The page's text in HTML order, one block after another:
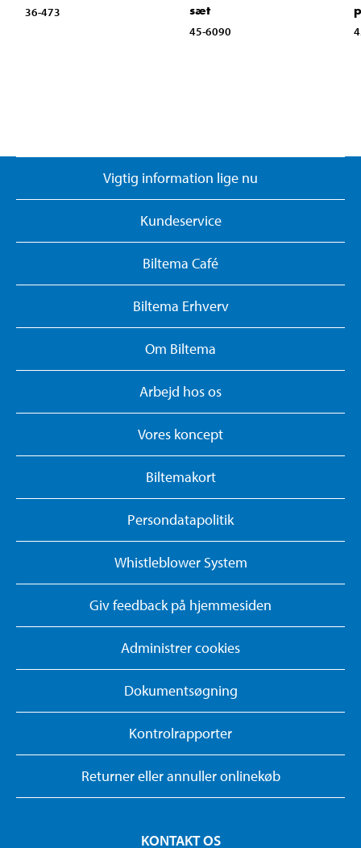
36-473
sæt
45-6090
Vigtig information lige nu
Kundeservice
Biltema Café
Biltema Erhverv
Om Biltema
Arbejd hos os
Vores koncept
Biltemakort
Persondatapolitik
Whistleblower System
Giv feedback på hjemmesiden
Administrer cookies
Dokumentsøgning
Kontrolrapporter
Returner eller annuller onlinekøb
KONTAKT OS